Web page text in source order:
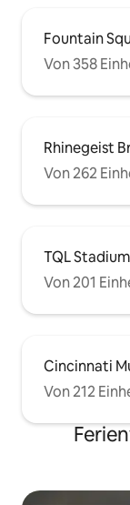
Straßenbahn,
kostenlose
CARTS (Banks/
RUFEN SIE AN,
Fountain
Von 358
Rhinegeist
Von 262
TQL Stadium
Von 201
Cincinnati
Von 212